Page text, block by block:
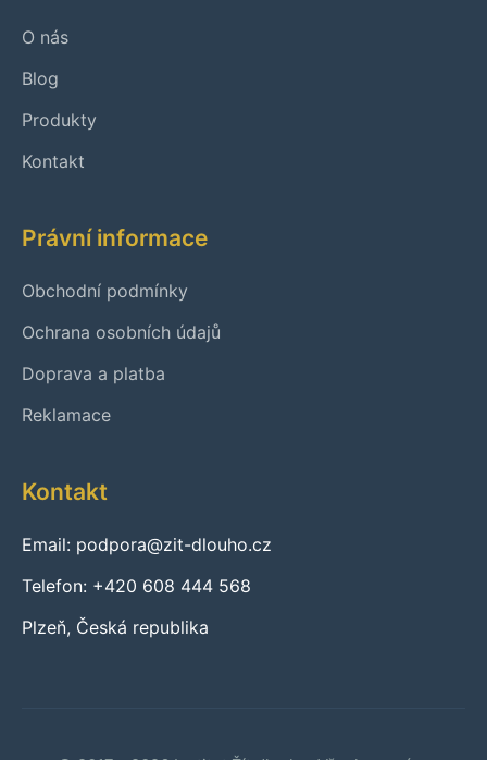
O nás
Blog
Produkty
Kontakt
Právní informace
Obchodní podmínky
Ochrana osobních údajů
Doprava a platba
Reklamace
Kontakt
Email: podpora@zit-dlouho.cz
Telefon: +420 608 444 568
Plzeň, Česká republika